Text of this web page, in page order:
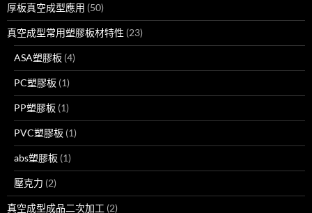
厚板真空成型應用 (50)
真空成型常用塑膠板材特性 (23)
ASA塑膠板 (4)
PC塑膠板 (1)
PP塑膠板 (1)
PVC塑膠板 (1)
abs塑膠板 (1)
壓克力 (2)
真空成型成品二次加工 (2)